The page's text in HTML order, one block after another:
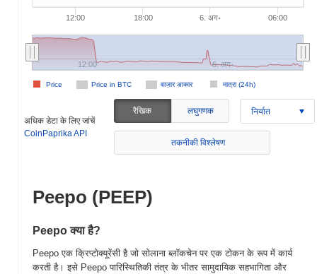
12:00 18:00 6. अग॰ 06:00
Price in BTC बाज़ार आकार मात्रा (24h)
Price
12:00 6. अग॰
अधिक डेटा के लिए जांचें
CoinPaprika API
रैखिक लघुगणक निर्यात
तकनीकी विश्लेषण
Peepo (PEEP)
Peepo क्या है?
Peepo एक क्रिप्टोक्यूरेंसी है जो सोलाना ब्लॉकचेन पर एक टोकन के रूप में कार्य
करती है। इसे Peepo पारिस्थितिकी तंत्र के भीतर सामुदायिक सहभागिता और